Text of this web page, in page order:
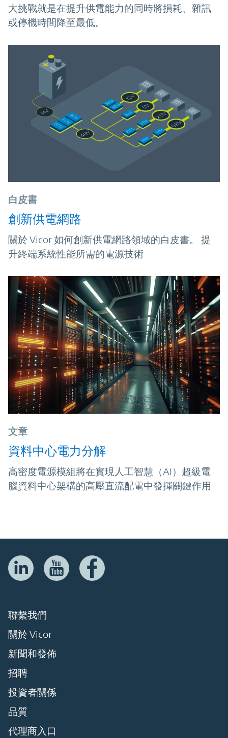
大挑戰就是在提升供電能力的同時將損耗、雜訊
或停機時間降至最低。
白皮書
創新供電網路
關於 Vicor 如何創新供電網路領域的白皮書。 提
升終端系統性能所需的電源技術
文章
資料中心電力分解
高密度電源模組將在實現人工智慧（AI）超級電
腦資料中心架構的高壓直流配電中發揮關鍵作用
聯繫我們
關於 Vicor
新聞和發佈
招聘
投資者關係
品質
代理商入口